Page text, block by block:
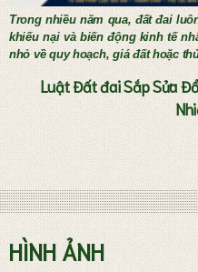
Tư vấn thành
Trong nhiều năm qua, đất đai
khiếu nại và biến động kinh tế
nhỏ về quy hoạch, giá đất hoặc
Luật Đất đai Sắp Sửa
HÌNH ẢNH